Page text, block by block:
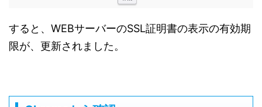
すると、WEBサーバーのSSL証明書の表示の有効期
限が、更新されました。